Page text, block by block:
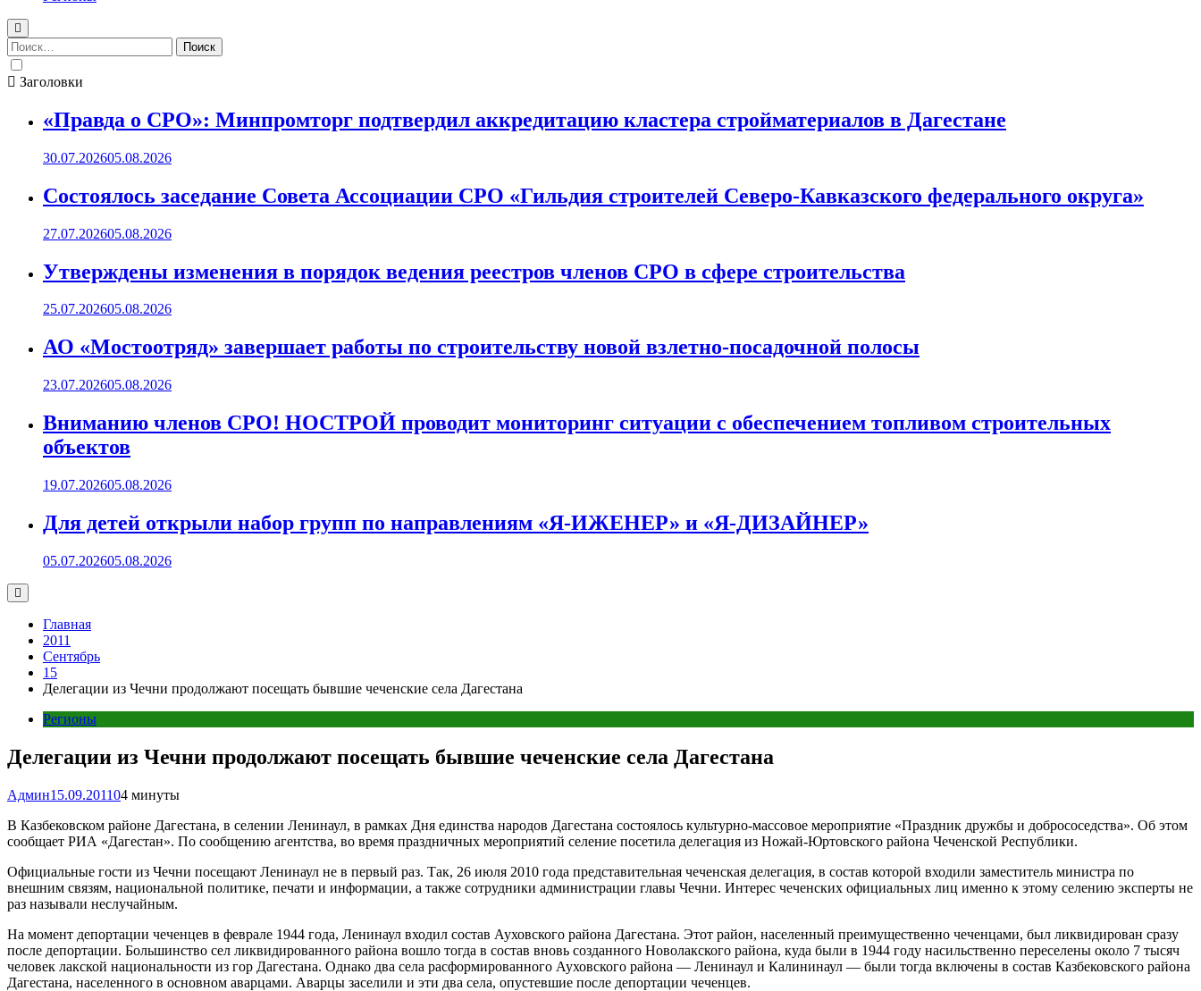
Найти:
Заголовки
«Правда о СРО»: Минпромторг подтвердил аккредитацию кластера стройматериалов в Дагестане
30.07.202605.08.2026
Состоялось заседание Совета Ассоциации СРО «Гильдия строителей Северо-Кавказского федерального округа»
27.07.202605.08.2026
Утверждены изменения в порядок ведения реестров членов СРО в сфере строительства
25.07.202605.08.2026
АО «Мостоотряд» завершает работы по строительству новой взлетно-посадочной полосы
23.07.202605.08.2026
Вниманию членов СРО! НОСТРОЙ проводит мониторинг ситуации с обеспечением топливом строительных
объектов
19.07.202605.08.2026
Для детей открыли набор групп по направлениям «Я-ИЖЕНЕР» и «Я-ДИЗАЙНЕР»
05.07.202605.08.2026
Главная
2011
Сентябрь
15
Делегации из Чечни продолжают посещать бывшие чеченские села Дагестана
Регионы
Делегации из Чечни продолжают посещать бывшие чеченские села Дагестана
Админ15.09.201104 минуты
В Казбековском районе Дагестана, в селении Ленинаул, в рамках Дня единства народов Дагестана состоялось культурно-массовое мероприятие «Праздник дружбы и добрососедства». Об этом
сообщает РИА «Дагестан». По сообщению агентства, во время праздничных мероприятий селение посетила делегация из Ножай-Юртовского района Чеченской Республики.
Официальные гости из Чечни посещают Ленинаул не в первый раз. Так, 26 июля 2010 года представительная чеченская делегация, в состав которой входили заместитель министра по
внешним связям, национальной политике, печати и информации, а также сотрудники администрации главы Чечни. Интерес чеченских официальных лиц именно к этому селению эксперты не
раз называли неслучайным.
На момент депортации чеченцев в феврале 1944 года, Ленинаул входил состав Ауховского района Дагестана. Этот район, населенный преимущественно чеченцами, был ликвидирован сразу
после депортации. Большинство сел ликвидированного района вошло тогда в состав вновь созданного Новолакского района, куда были в 1944 году насильственно переселены около 7 тысяч
человек лакской национальности из гор Дагестана. Однако два села расформированного Ауховского района — Ленинаул и Калининаул — были тогда включены в состав Казбековского района
Дагестана, населенного в основном аварцами. Аварцы заселили и эти два села, опустевшие после депортации чеченцев.